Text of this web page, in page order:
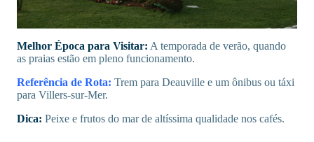
Melhor Época para Visitar: A temporada de verão, quando
as praias estão em pleno funcionamento.
Referência de Rota: Trem para Deauville e um ônibus ou táxi
para Villers-sur-Mer.
Dica: Peixe e frutos do mar de altíssima qualidade nos cafés.